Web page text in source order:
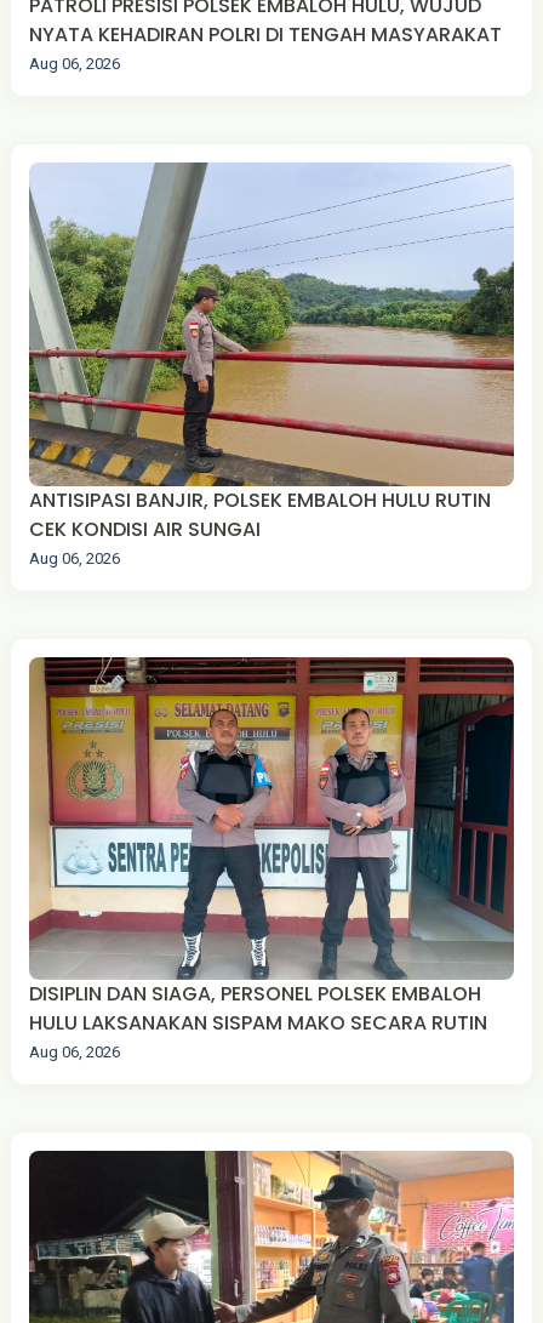
NYATA KEHADIRAN POLRI DI TENGAH MASYARAKAT
Aug 06, 2026
ANTISIPASI BANJIR, POLSEK EMBALOH HULU RUTIN
CEK KONDISI AIR SUNGAI
Aug 06, 2026
DISIPLIN DAN SIAGA, PERSONEL POLSEK EMBALOH
HULU LAKSANAKAN SISPAM MAKO SECARA RUTIN
Aug 06, 2026